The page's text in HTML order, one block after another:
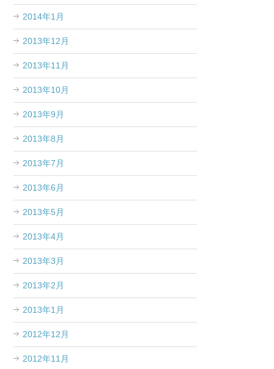
2014年1月
2013年12月
2013年11月
2013年10月
2013年9月
2013年8月
2013年7月
2013年6月
2013年5月
2013年4月
2013年3月
2013年2月
2013年1月
2012年12月
2012年11月